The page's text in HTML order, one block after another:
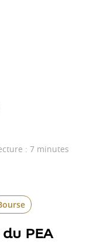
: 7 minutes
PEA